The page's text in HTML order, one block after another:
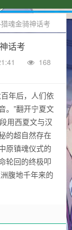
魂金骑神话考
话考
168
年后，人们依
。”翻开宁夏文
用西夏文与汉
的超自然存在
原镇魂仪式的
轮回的终极叩
腹地千年来的